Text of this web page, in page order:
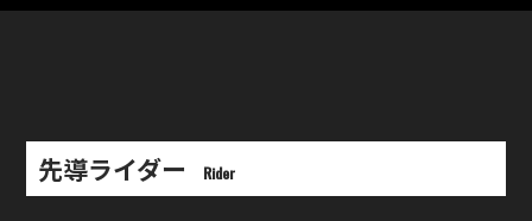
先導ライダー Rider